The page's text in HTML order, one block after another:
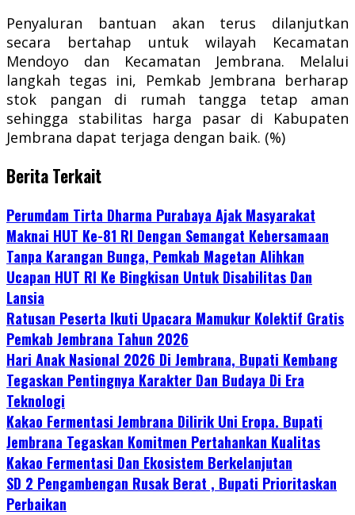
Penyaluran bantuan akan terus dilanjutkan
secara bertahap untuk wilayah Kecamatan
Mendoyo dan Kecamatan Jembrana. Melalui
langkah tegas ini, Pemkab Jembrana berharap
stok pangan di rumah tangga tetap aman
sehingga stabilitas harga pasar di Kabupaten
Jembrana dapat terjaga dengan baik. (%)
Berita Terkait
Perumdam Tirta Dharma Purabaya Ajak Masyarakat
Maknai HUT Ke-81 RI Dengan Semangat Kebersamaan
Tanpa Karangan Bunga, Pemkab Magetan Alihkan
Ucapan HUT RI Ke Bingkisan Untuk Disabilitas Dan
Lansia
Ratusan Peserta Ikuti Upacara Mamukur Kolektif Gratis
Pemkab Jembrana Tahun 2026
Hari Anak Nasional 2026 Di Jembrana, Bupati Kembang
Tegaskan Pentingnya Karakter Dan Budaya Di Era
Teknologi
Kakao Fermentasi Jembrana Dilirik Uni Eropa. Bupati
Jembrana Tegaskan Komitmen Pertahankan Kualitas
Kakao Fermentasi Dan Ekosistem Berkelanjutan
SD 2 Pengambengan Rusak Berat , Bupati Prioritaskan
Perbaikan